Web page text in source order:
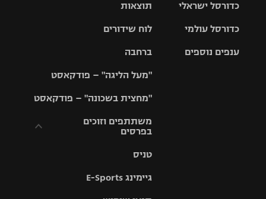
תוצאות
לוח שידורים
ברחבה
"מעל הליגה" – פודקאסט
"מחצית בשכונה" – פודקאסט
משתתפים וזוכים
בפרסים
וזוכים בפרסים
טניס
גיימינג E-Sports
גביע הטוטו
האלופות
ליגה
כדורסל ישראלי
סל
כדורסל עולמי
ענפים נוספים